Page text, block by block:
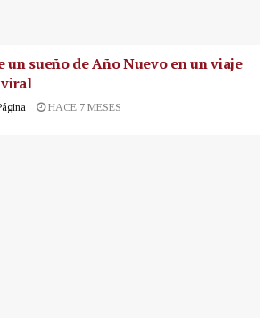
un sueño de Año Nuevo en un viaje
HACE 7 MESES